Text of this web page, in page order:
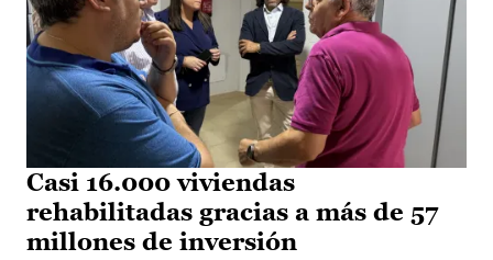
Casi 16.000 viviendas
rehabilitadas gracias a más de 57
millones de inversión